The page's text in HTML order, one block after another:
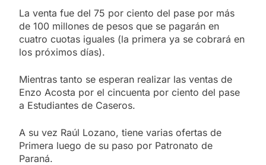
La venta fue del 75 por ciento del pase por más
de 100 millones de pesos que se pagarán en
cuatro cuotas iguales (la primera ya se cobrará en
los próximos días).
Mientras tanto se esperan realizar las ventas de
Enzo Acosta por el cincuenta por ciento del pase
a Estudiantes de Caseros.
A su vez Raúl Lozano, tiene varias ofertas de
Primera luego de su paso por Patronato de
Paraná.